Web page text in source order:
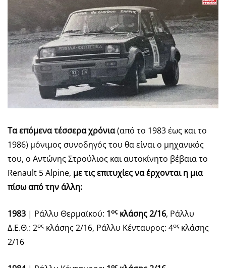
Τα επόμενα τέσσερα χρόνια(από το 1983 έως και το
1986) μόνιμος συνοδηγός του θα είναι ο μηχανικός
του, ο Αντώνης Στρούλιος και αυτοκίνητο βέβαια το
Renault 5 Alpine, με τις επιτυχίες να έρχονται η μια
πίσω από την άλλη:
1983 | Ράλλυ Θερμαϊκού: 1ος κλάσης 2/16, Ράλλυ
Δ.Ε.Θ.: 2ος κλάσης 2/16, Ράλλυ Κένταυρος: 4ος κλάσης
2/16
ος